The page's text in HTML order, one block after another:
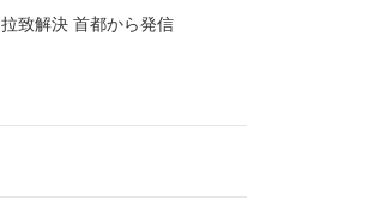
拉致解決 首都から発信